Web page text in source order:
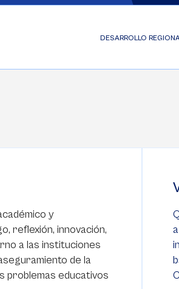
DESARROLLO
y
reflexión, innovación,
a las instituciones
de la
problemas educativos